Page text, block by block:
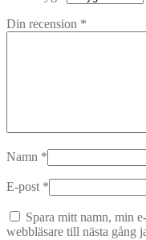
Din recension *
Namn *
E-post *
Spara mitt namn, min
webbläsare till nästa gång